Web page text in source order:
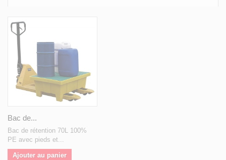
Bac de...
Bac de rétention 70L 100%
PE avec pieds et...
Ajouter au panier